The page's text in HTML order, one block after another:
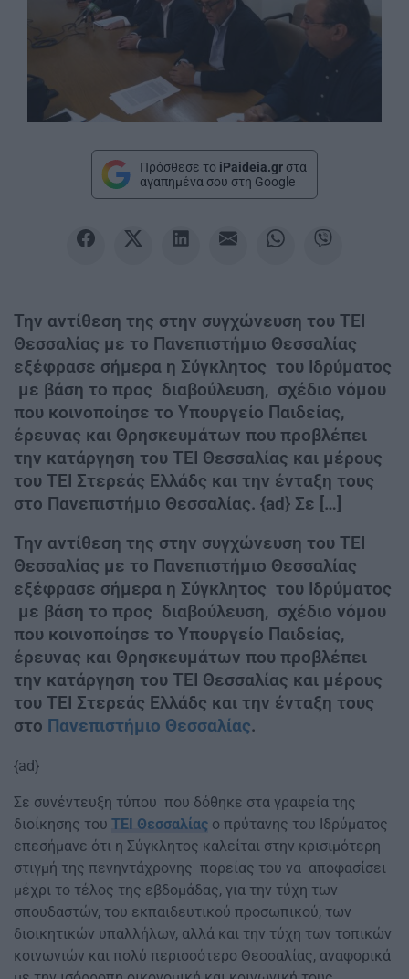
Πρόσθεσε το iPaideia.gr στα
αγαπημένα σου στη Google
Την αντίθεση της στην συγχώνευση του ΤΕΙ
Θεσσαλίας με το Πανεπιστήμιο Θεσσαλίας
εξέφρασε σήμερα η Σύγκλητος του Ιδρύματος
με βάση το προς διαβούλευση, σχέδιο νόμου
που κοινοποίησε το Υπουργείο Παιδείας,
έρευνας και Θρησκευμάτων που προβλέπει
την κατάργηση του ΤΕΙ Θεσσαλίας και μέρους
του ΤΕΙ Στερεάς Ελλάδς και την ένταξη τους
στο Πανεπιστήμιο Θεσσαλίας. {ad} Σε […]
Την αντίθεση της στην συγχώνευση του ΤΕΙ
Θεσσαλίας με το Πανεπιστήμιο Θεσσαλίας
εξέφρασε σήμερα η Σύγκλητος του Ιδρύματος
με βάση το προς διαβούλευση, σχέδιο νόμου
που κοινοποίησε το Υπουργείο Παιδείας,
έρευνας και Θρησκευμάτων που προβλέπει
την κατάργηση του ΤΕΙ Θεσσαλίας και μέρους
του ΤΕΙ Στερεάς Ελλάδς και την ένταξη τους
στο Πανεπιστήμιο Θεσσαλίας.
{ad}
Σε συνέντευξη τύπου που δόθηκε στα γραφεία της
διοίκησης του ΤΕΙ Θεσσαλίας ο πρύτανης του Ιδρύματος
επεσήμανε ότι η Σύγκλητος καλείται στην κρισιμότερη
στιγμή της πενηντάχρονης πορείας του να αποφασίσει
μέχρι το τέλος της εβδομάδας, για την τύχη των
σπουδαστών, του εκπαιδευτικού προσωπικού, των
διοικητικών υπαλλήλων, αλλά και την τύχη των τοπικών
κοινωνιών και πολύ περισσότερο Θεσσαλίας, αναφορικά